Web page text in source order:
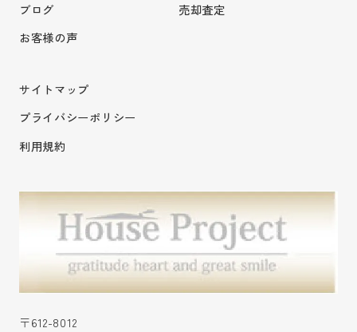
ブログ
お客様の声
売却査定
サイトマップ
プライバシーポリシー
利用規約
〒612-8012